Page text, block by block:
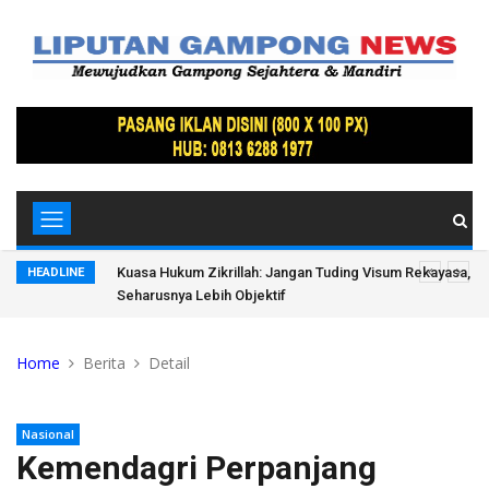
HEADLINE
Saluran Air
Kuasa Hukum Zikrillah: Jangan Tuding Visum Rekayasa,
Seharusnya Lebih Objektif
Home Berita Detail
Nasional
Kemendagri Perpanjang